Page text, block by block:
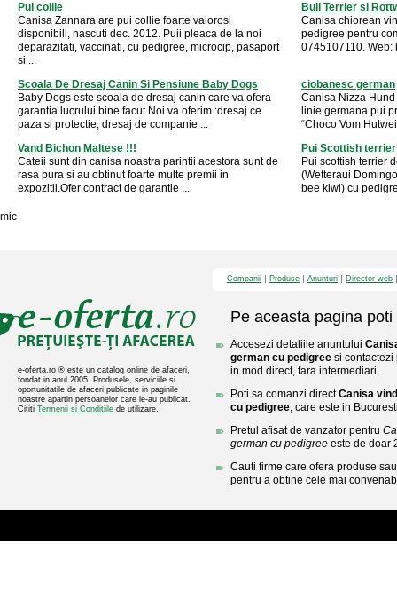
Pui collie
Canisa Zannara are pui collie foarte valorosi
disponibili, nascuti dec. 2012. Puii pleaca de la noi
deparazitati, vaccinati, cu pedigree, microcip, pasaport
si ...
Bull Terrier si
Canisa chiorean
pedigree pentru
0745107110. Web:
Scoala De Dresaj Canin Si Pensiune Baby Dogs
Baby Dogs este scoala de dresaj canin care va ofera
garantia lucrului bine facut.Noi va oferim :dresaj ce
paza si protectie, dresaj de companie ...
ciobanesc german
Canisa Nizza
linie germana pui
“Choco Vom
Vand Bichon Maltese !!!
Cateii sunt din canisa noastra parintii acestora sunt de
rasa pura si au obtinut foarte multe premii in
expozitii.Ofer contract de garantie ...
Pui Scottish
Pui scottish terrier
(Wetteraui
bee kiwi) cu
mic
e-oferta.ro ® este un catalog online de afaceri,
fondat in anul 2005. Produsele, serviciile si
oportunitatile de afaceri publicate in paginile
noastre apartin persoanelor care le-au publicat.
Cititi Termenii si Conditiile de utilizare.
Companii Produse Anunturi Director web
Pe aceasta pagina poti
Accesezi detaliile anuntului
german cu pedigree si contactezi
in mod direct, fara intermediari.
Poti sa comanzi directCanisa
cu pedigree, care este in
Pretul afisat de vanzator pentru
german cu pedigree este de doar
Cauti firme care ofera produse
pentru a obtine cele mai